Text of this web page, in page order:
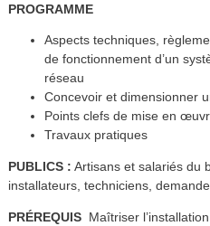
PROGRAMME
Aspects techniques,
de fonctionnement d’un
réseau
Concevoir et dimensionner
Points clefs de mise en
Travaux pratiques
PUBLICS : Artisans et salariés du
installateurs, techniciens,
PRÉREQUIS Maîtriser